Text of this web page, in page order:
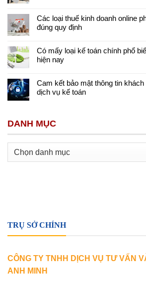
Các loại thuế kinh doanh online
đúng quy định
Có mấy loại kế toán chính phổ
hiện nay
Cam kết bảo mật thông tin
dịch vụ kế toán
DANH MỤC
Danh
TRỤ SỞ CHÍNH
CÔNG TY TNHH DỊCH VỤ TƯ VẤN
ANH MINH